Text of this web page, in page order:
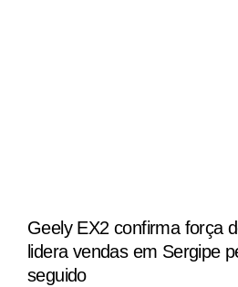
Geely EX2 confirma força
lidera vendas em Sergipe
seguido